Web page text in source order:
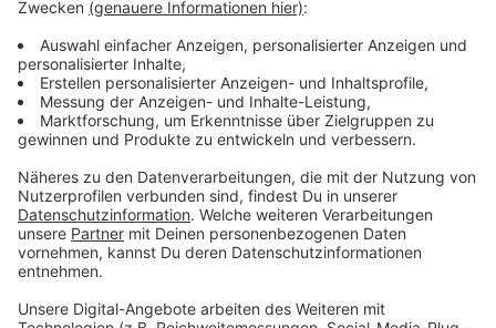
Lifestyle oder unsere neuesten Aktionen - wir
informieren dich.
Zum Newsletter anmelden
Du möchtest uns etwas sagen?
Studio Hotline